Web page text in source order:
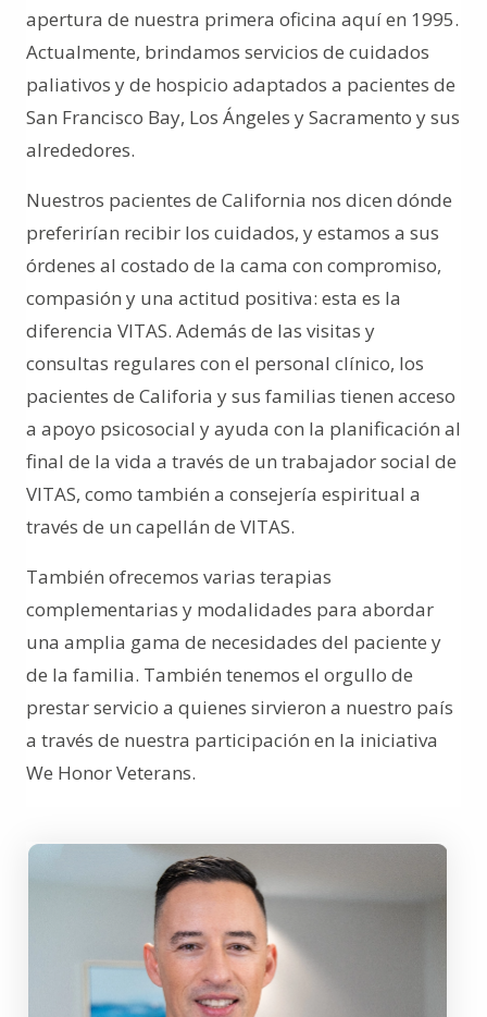
apertura de nuestra primera oficina aquí en 1995.
Actualmente, brindamos servicios de cuidados
paliativos y de hospicio adaptados a pacientes de
San Francisco Bay, Los Ángeles y Sacramento y sus
alrededores.
Nuestros pacientes de California nos dicen dónde
preferirían recibir los cuidados, y estamos a sus
órdenes al costado de la cama con compromiso,
compasión y una actitud positiva: esta es la
diferencia VITAS. Además de las visitas y
consultas regulares con el personal clínico, los
pacientes de Califoria y sus familias tienen acceso
a apoyo psicosocial y ayuda con la planificación al
final de la vida a través de un trabajador social de
VITAS, como también a consejería espiritual a
través de un capellán de VITAS.
También ofrecemos varias terapias
complementarias y modalidades para abordar
una amplia gama de necesidades del paciente y
de la familia. También tenemos el orgullo de
prestar servicio a quienes sirvieron a nuestro país
a través de nuestra participación en la iniciativa
We Honor Veterans.